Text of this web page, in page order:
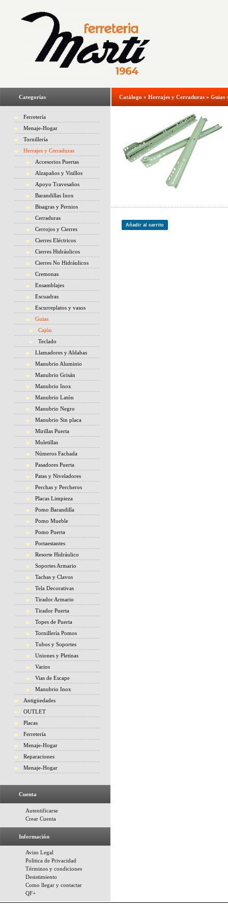
Categorías
Ferretería
Menaje-Hogar
Tornillería
Herrajes y Cerraduras
Accesorios Puertas
Alzapaños y Visillos
Apoyo Travesaños
Barandillas Inox
Bisagras y Pernios
Cerraduras
Cerrojos y Cierres
Cierres Eléctricos
Cierres Hidráulicos
Cierres No Hidráulicos
Cremonas
Ensamblajes
Escuadras
Escurreplatos y vasos
Guias
Cajón
Teclado
Llamadores y Aldabas
Manubrio Aluminio
Manubrio Grisán
Manubrio Inox
Manubrio Latón
Manubrio Negro
Manubrio Sin placa
Mirillas Puerta
Muletillas
Números Fachada
Pasadores Puerta
Patas y Niveladores
Perchas y Percheros
Placas Limpieza
Pomo Barandilla
Pomo Mueble
Pomo Puerta
Portaestantes
Resorte Hidráulico
Soportes Armario
Tachas y Clavos
Tela Decorativas
Tirador Armario
Tirador Puerta
Topes de Puerta
Tornillería Pomos
Tubos y Soportes
Uniones y Pletinas
Varios
Vias de Escape
Manubrio Inox
Antigüedades
OUTLET
Placas
Ferretería
Menaje-Hogar
Reparaciones
Menaje-Hogar
Cuenta
Autentificarse
Crear Cuenta
Información
Aviso Legal
Politica de Privacidad
Términos y condiciones
Desistimiento
Como llegar y contactar
QF+
Catálogo » Herrajes y Cerraduras » Guias
Añadir al carrito